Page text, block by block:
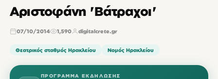
Αριστοφάνη 'Βάτραχοι'
07/10/2014 1,590 digitalcrete.gr
Θεατρικός σταθμός Ηρακλείου Νομός Ηρακλείου
ΠΡΌΓΡΑΜΜΑ ΕΚΔΉΛΩΣΗΣ